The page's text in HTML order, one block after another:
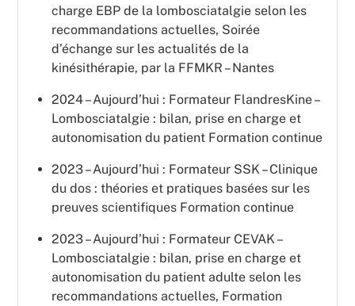
charge EBP de la lombosciatalgie selon les
recommandations actuelles, Soirée
d’échange sur les actualités de la
kinésithérapie, par la FFMKR – Nantes
2024 – Aujourd’hui : Formateur FlandresKine –
Lombosciatalgie : bilan, prise en charge et
autonomisation du patient Formation continue
2023 – Aujourd’hui : Formateur SSK – Clinique
du dos : théories et pratiques basées sur les
preuves scientifiques Formation continue
2023 – Aujourd’hui : Formateur CEVAK –
Lombosciatalgie : bilan, prise en charge et
autonomisation du patient adulte selon les
recommandations actuelles, Formation